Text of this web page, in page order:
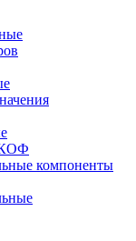
КОФ
компоненты